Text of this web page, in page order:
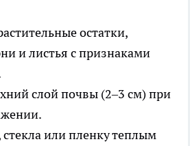
остатки,
и листья с признаками
слой почвы (2–3 см) при
или пленку теплым